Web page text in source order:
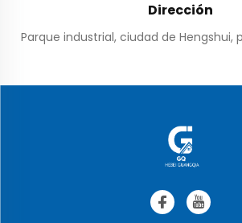
Dirección
Parque industrial, ciudad de Hengshui,